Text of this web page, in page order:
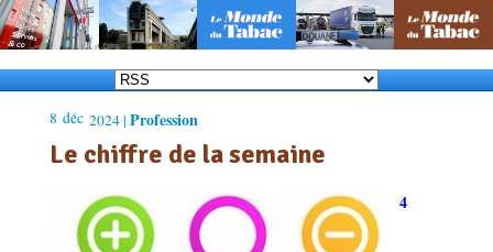
8 déc 2024 | Profession
Le chiffre de la semaine
4